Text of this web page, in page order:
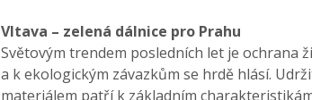
Vltava – zelená dálnice pro Prahu
Světovým trendem posledních let je ochrana
a k ekologickým závazkům se hrdě hlásí.
materiálem patří k základním